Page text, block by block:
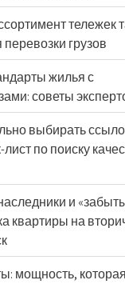
тележек
грузов
жилья с
советы
выбирать
по поиску
и
квартиры на
мощность,